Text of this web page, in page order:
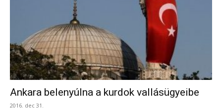
Ankara belenyúlna a kurdok vallásügyeibe
2016. dec 31.